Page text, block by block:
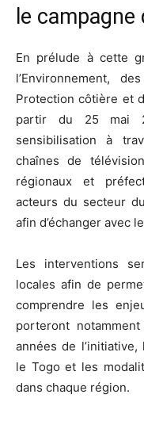
le
En prélude à cette
l’Environnement,
Protection côtière et
partir du 25 mai
sensibilisation à
chaînes de
régionaux et
acteurs du secteur
afin d’échanger avec
Les interventions
locales afin de
comprendre les
porteront
années de
le Togo et les
dans chaque région.